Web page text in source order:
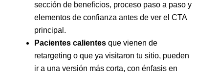
sección de beneficios, proceso paso a paso y
elementos de confianza antes de ver el CTA
principal.
Pacientes calientesque vienen de
retargeting o que ya visitaron tu sitio, pueden
ir a una versión más corta, con énfasis en